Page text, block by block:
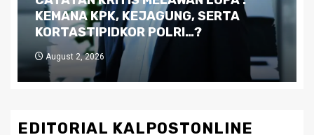
Kutukan Sumber Daya Alam dan
Pemimpin yang Tak Kreatif
July 29, 2026
EDITORIAL KALPOSTONLINE